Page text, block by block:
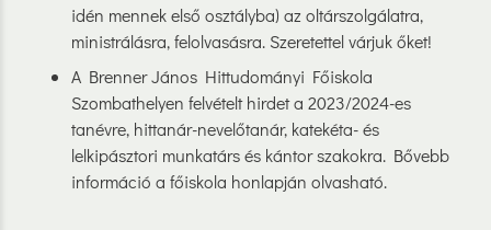
idén mennek első osztályba) az oltárszolgálatra,
ministrálásra, felolvasásra. Szeretettel várjuk őket!
A Brenner János Hittudományi Főiskola
Szombathelyen felvételt hirdet a 2023/2024-es
tanévre, hittanár-nevelőtanár, katekéta- és
lelkipásztori munkatárs és kántor szakokra. Bővebb
információ a főiskola honlapján olvasható.